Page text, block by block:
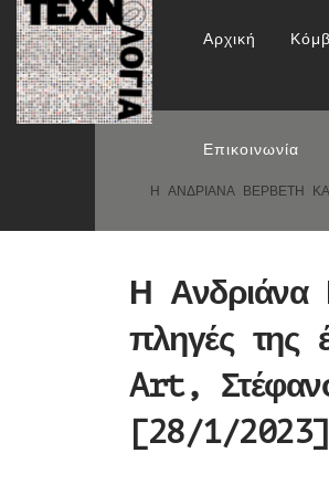
Αρχική
Επικοινωνία
Η Ανδριάνα
Η ΑΝΔΡΙΆΝΑ ΒΕΡΒΈΤΗ
Η Ανδριάνα
πληγές
Art,
[28/1/2023]